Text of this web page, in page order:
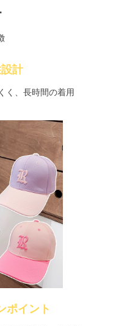
計
く、長時間の着用
ポイント